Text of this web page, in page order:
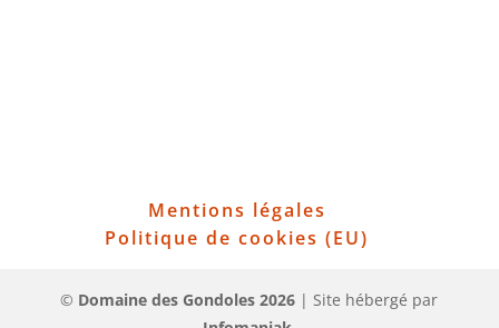
Mentions légales
Politique de cookies (EU)
© Domaine des Gondoles2026 | Site hébergé par